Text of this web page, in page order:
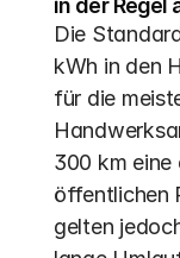
in der Regel
Die
kWh in den
für die
300 km eine
öffentlichen
gelten